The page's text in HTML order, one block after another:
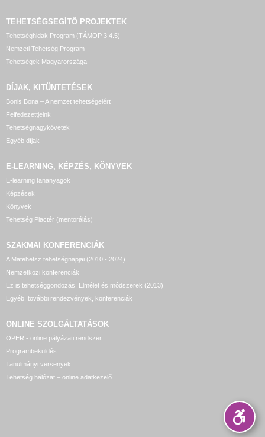
TEHETSÉGSEGÍTŐ PROJEKTEK
Tehetséghidak Program (TÁMOP 3.4.5)
Nemzeti Tehetség Program
Tehetségek Magyarországa
DÍJAK, KITÜNTETÉSEK
Bonis Bona – A nemzet tehetségeiért
Felfedezettjeink
Tehetségnagykövetek
Egyéb díjak
E-LEARNING, KÉPZÉS, KÖNYVEK
E-learning tananyagok
Képzések
Könyvek
Tehetség Piactér (mentorálás)
SZAKMAI KONFERENCIÁK
A Matehetsz tehetségnapjai (2010 - 2024)
Nemzetközi konferenciák
Ez is tehetséggondozás! Elmélet és módszerek (2013)
Egyéb, további rendezvények, konferenciák
ONLINE SZOLGÁLTATÁSOK
OPER - online pályázati rendszer
Programbeküldés
Tanulmányi versenyek
Tehetség hálózat – online adatkezelő